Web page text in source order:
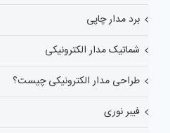
برد مدار چاپی
شماتیک مدار الکترونیکی
طراحی مدار الکترونیکی چیست؟
فیبر نوری